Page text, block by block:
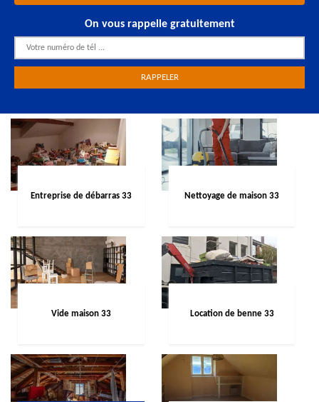
On vous rappelle gratuitement
Entreprise de débarras 33 Nettoyage de maison 33
Vide maison 33 Location de benne 33